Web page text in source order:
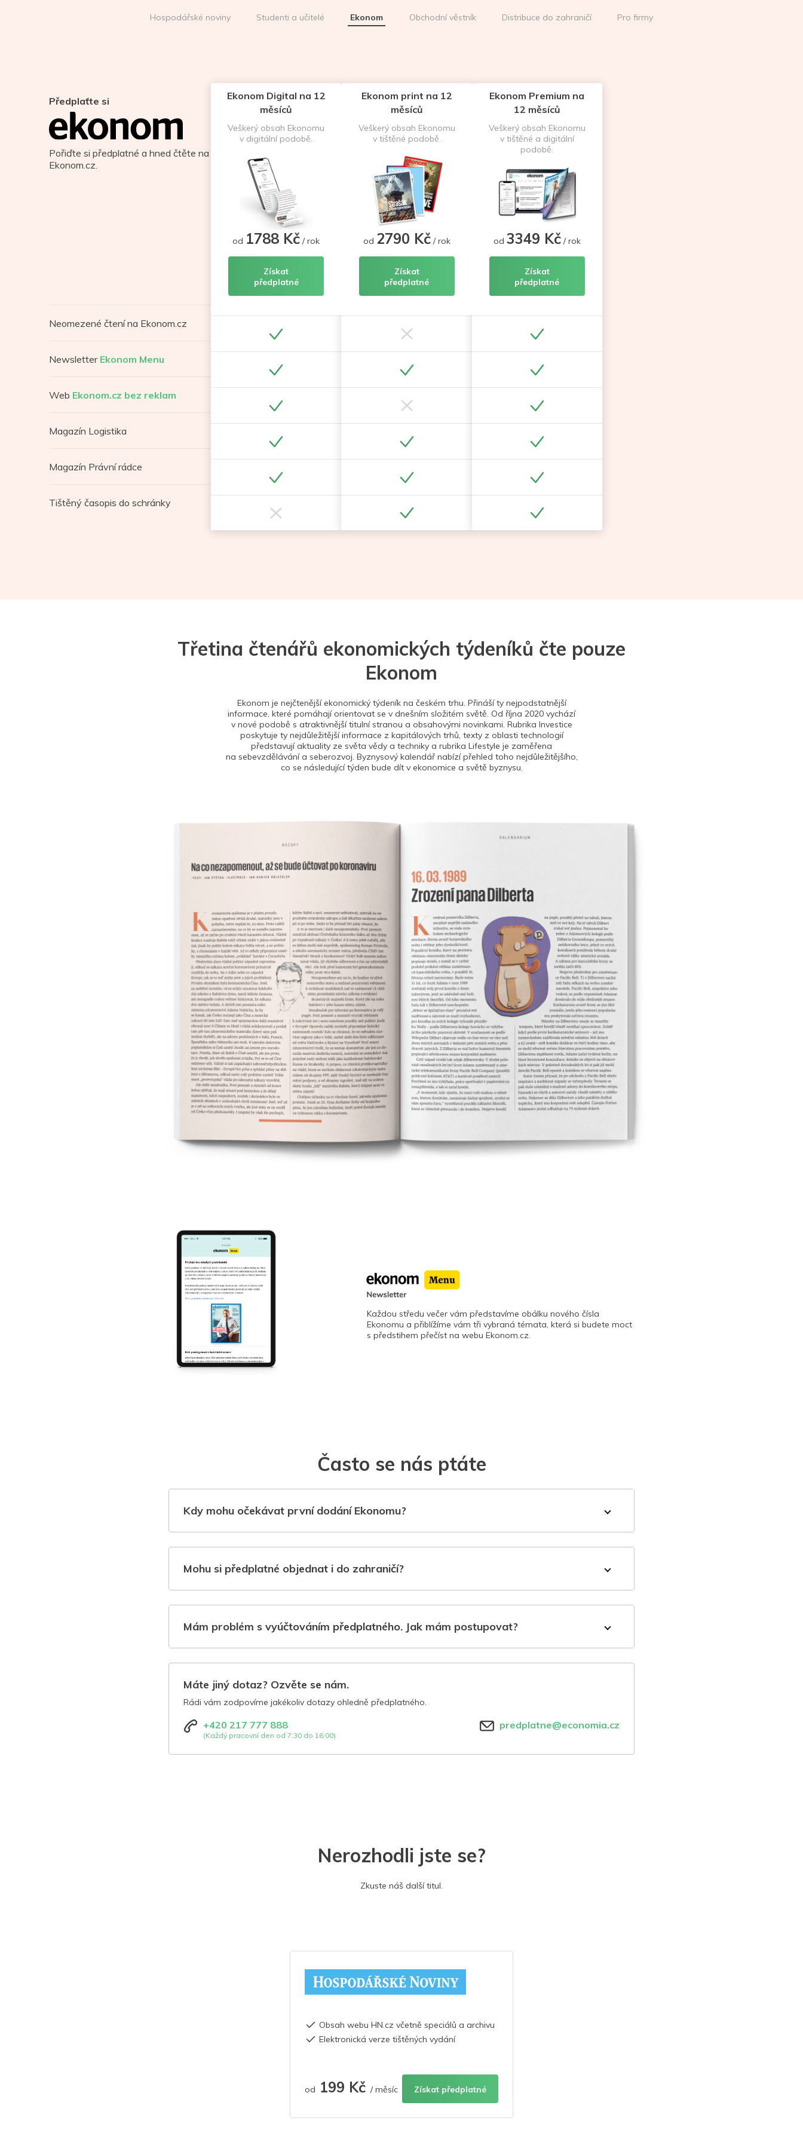
Hospodářské noviny Studenti a učitelé Ekonom Obchodní věstník Distribuce do zahraničí Pro firmy
Předplaťte si
Pořiďte si předplatné a hned čtěte na
Ekonom.cz.
Neomezené čtení na Ekonom.cz
Newsletter Ekonom Menu
Web Ekonom.cz bez reklam
Magazín Logistika
Magazín Právní rádce
Tištěný časopis do schránky
Ekonom Digital na 12
měsíců
Veškerý obsah Ekonomu
v digitální podobě.
od 1788 Kč / rok
Získat
předplatné
Ekonom print na 12
měsíců
Veškerý obsah Ekonomu
v tištěné podobě.
od 2790 Kč/ rok
Získat
předplatné
Ekonom Premium na
12 měsíců
Veškerý obsah Ekonomu
v tištěné a digitální
podobě.
od 3349 Kč/ rok
Získat
předplatné
Třetina čtenářů ekonomických týdeníků čte pouze
Ekonom
Ekonom je nejčtenější ekonomický týdeník na českém trhu. Přináší ty nejpodstatnější
informace, které pomáhají orientovat se v dnešním složitém světě. Od října 2020 vychází
v nové podobě s atraktivnější titulní stranou a obsahovými novinkami. Rubrika Investice
poskytuje ty nejdůležitější informace z kapitálových trhů, texty z oblasti technologií
představují aktuality ze světa vědy a techniky a rubrika Lifestyle je zaměřena
na sebevzdělávání a seberozvoj. Byznysový kalendář nabízí přehled toho nejdůležitějšího,
co se následující týden bude dít v ekonomice a světě byznysu.
Každou středu večer vám představíme obálku nového čísla
Ekonomu a přiblížíme vám tři vybraná témata, která si budete moct
s předstihem přečíst na webu Ekonom.cz.
Často se nás ptáte
Kdy mohu očekávat první dodání Ekonomu?
Mohu si předplatné objednat i do zahraničí?
Mám problém s vyúčtováním předplatného. Jak mám postupovat?
Máte jiný dotaz? Ozvěte se nám.
Rádi vám zodpovíme jakékoliv dotazy ohledně předplatného.
+420 217 777 888
(Každý pracovní den od 7:30 do 16:00)
predplatne@economia.cz
Nerozhodli jste se?
Zkuste náš další titul.
Obsah webu HN.cz včetně speciálů a archivu
Elektronická verze tištěných vydání
od 199 Kč / měsíc Získat předplatné